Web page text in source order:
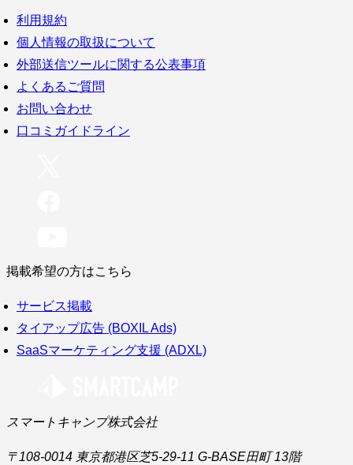
利用規約
個人情報の取扱について
外部送信ツールに関する公表事項
よくあるご質問
お問い合わせ
口コミガイドライン
掲載希望の方はこちら
サービス掲載
タイアップ広告 (BOXIL Ads)
SaaSマーケティング支援 (ADXL)
スマートキャンプ株式会社
〒108-0014 東京都港区芝5-29-11 G-BASE田町 13階